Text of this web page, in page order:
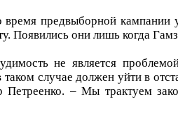
время предвыборной кампании
Появились они лишь когда
не является
случае должен уйти в
Петреенко. – Мы трактуем